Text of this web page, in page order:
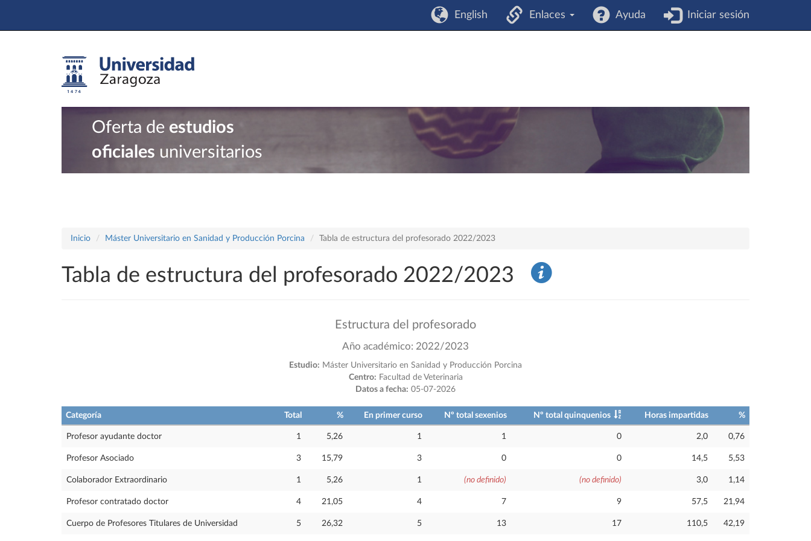
English Enlaces Ayuda Iniciar sesión
Oferta de estudios
oficiales universitarios
Inicio Máster Universitario en Sanidad y Producción Porcina Tabla de estructura del profesorado 2022/2023
Tabla de estructura del profesorado 2022/2023
Estructura del profesorado
Año académico: 2022/2023
Estudio: Máster Universitario en Sanidad y Producción Porcina
Centro: Facultad de Veterinaria
Datos a fecha: 05-07-2026
Categoría Total % En primer curso Nº total sexenios Nº total quinquenios Horas impartidas %
Profesor ayudante doctor 1 5,26 1 1 0 2,0 0,76
Profesor Asociado 3 15,79 3 0 0 14,5 5,53
Colaborador Extraordinario 1 5,26 1 (no definido) (no definido) 3,0 1,14
Profesor contratado doctor 4 21,05 4 7 9 57,5 21,94
Cuerpo de Profesores Titulares de Universidad 5 26,32 5 13 17 110,5 42,19